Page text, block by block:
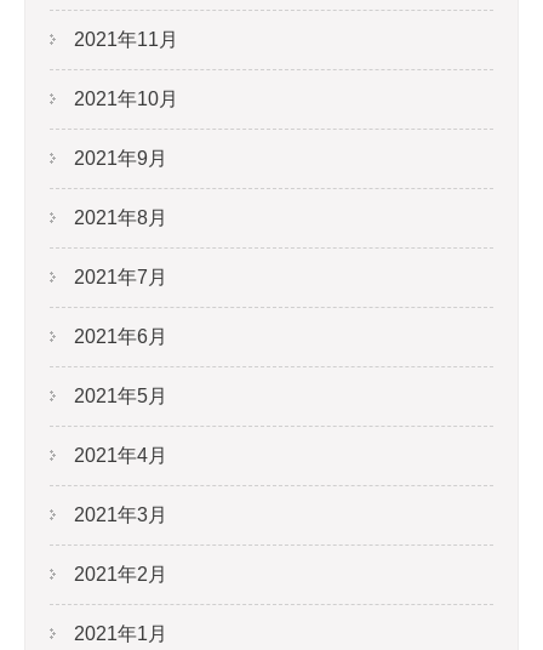
2021年11月
2021年10月
2021年9月
2021年8月
2021年7月
2021年6月
2021年5月
2021年4月
2021年3月
2021年2月
2021年1月